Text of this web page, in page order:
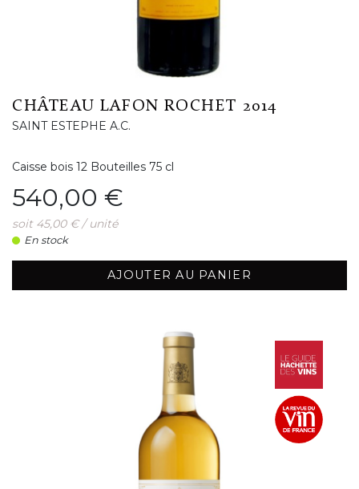
CHÂTEAU LAFON ROCHET 2014
SAINT ESTEPHE A.C.
Caisse bois 12 Bouteilles 75 cl
Prix
540,00 €
soit 45,00 € / unité
En stock
AJOUTER AU PANIER